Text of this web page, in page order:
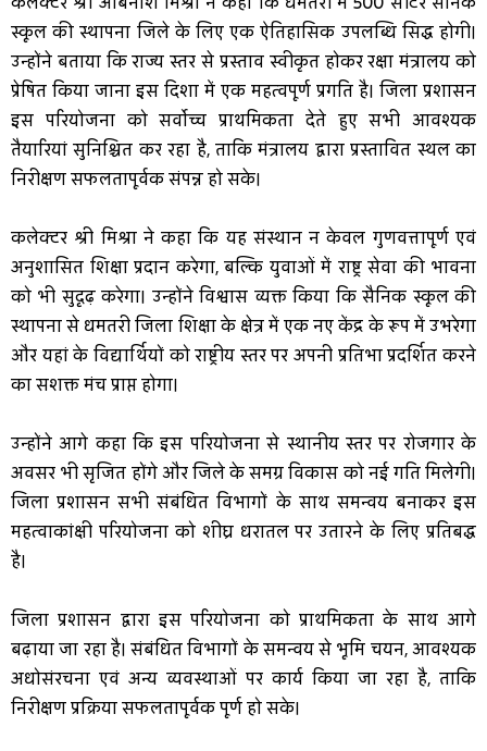
स्कूल की स्थापना जिले के लिए एक ऐतिहासिक उपलब्धि सिद्ध होगी।
उन्होंने बताया कि राज्य स्तर से प्रस्ताव स्वीकृत होकर रक्षा मंत्रालय को
प्रेषित किया जाना इस दिशा में एक महत्वपूर्ण प्रगति है। जिला प्रशासन
इस परियोजना को सर्वोच्च प्राथमिकता देते हुए सभी आवश्यक
तैयारियां सुनिश्चित कर रहा है, ताकि मंत्रालय द्वारा प्रस्तावित स्थल का
निरीक्षण सफलतापूर्वक संपन्न हो सके।
कलेक्टर श्री मिश्रा ने कहा कि यह संस्थान न केवल गुणवत्तापूर्ण एवं
अनुशासित शिक्षा प्रदान करेगा, बल्कि युवाओं में राष्ट्र सेवा की भावना
को भी सुदृढ़ करेगा। उन्होंने विश्वास व्यक्त किया कि सैनिक स्कूल की
स्थापना से धमतरी जिला शिक्षा के क्षेत्र में एक नए केंद्र के रूप में उभरेगा
और यहां के विद्यार्थियों को राष्ट्रीय स्तर पर अपनी प्रतिभा प्रदर्शित करने
का सशक्त मंच प्राप्त होगा।
उन्होंने आगे कहा कि इस परियोजना से स्थानीय स्तर पर रोजगार के
अवसर भी सृजित होंगे और जिले के समग्र विकास को नई गति मिलेगी।
जिला प्रशासन सभी संबंधित विभागों के साथ समन्वय बनाकर इस
महत्वाकांक्षी परियोजना को शीघ्र धरातल पर उतारने के लिए प्रतिबद्ध
है।
जिला प्रशासन द्वारा इस परियोजना को प्राथमिकता के साथ आगे
बढ़ाया जा रहा है। संबंधित विभागों के समन्वय से भूमि चयन, आवश्यक
अधोसंरचना एवं अन्य व्यवस्थाओं पर कार्य किया जा रहा है, ताकि
निरीक्षण प्रक्रिया सफलतापूर्वक पूर्ण हो सके।